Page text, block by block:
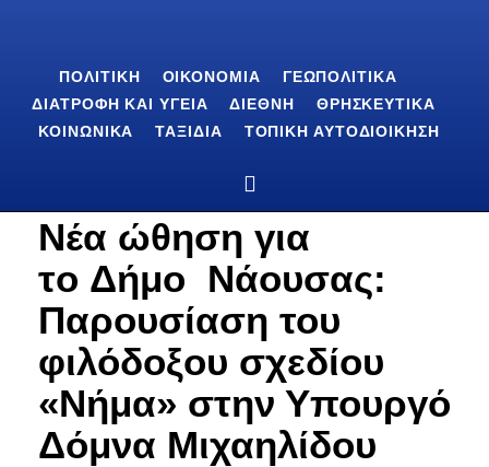
ΠΟΛΙΤΙΚΉ ΟΙΚΟΝΟΜΊΑ
ΓΕΩΠΟΛΙΤΙΚΆ
ΔΙΑΤΡΟΦΉ ΚΑΙ ΥΓΕΊΑ
ΔΙΕΘΝΉ
ΘΡΗΣΚΕΥΤΙΚΆ
ΚΟΙΝΩΝΙΚΆ
ΤΑΞΊΔΙΑ ΤΟΠΙΚΉ ΑΥΤΟΔΙΟΊΚΗΣΗ
Νέα ώθηση για
τo Δήμο Νάουσας:
Παρουσίαση του
φιλόδοξου σχεδίου
«Νήμα» στην Υπουργό
Δόμνα Μιχαηλίδου